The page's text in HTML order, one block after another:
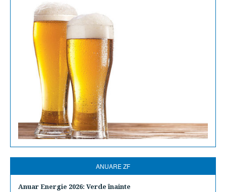
ANUARE ZF
Anuar Energie 2026: Verde înainte